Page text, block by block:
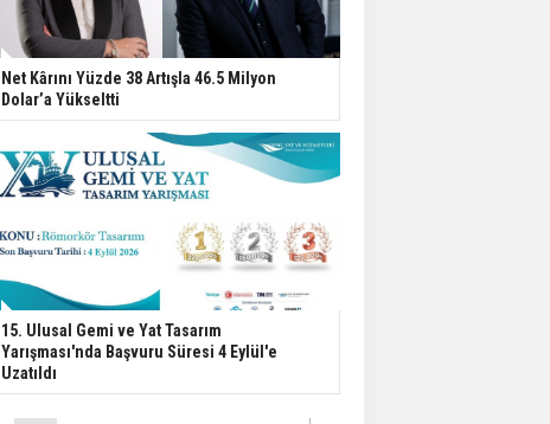
Net Kârını Yüzde 38 Artışla 46.5 Milyon
Dolar’a Yükseltti
15. Ulusal Gemi ve Yat Tasarım
Yarışması'nda Başvuru Süresi 4 Eylül'e
Uzatıldı